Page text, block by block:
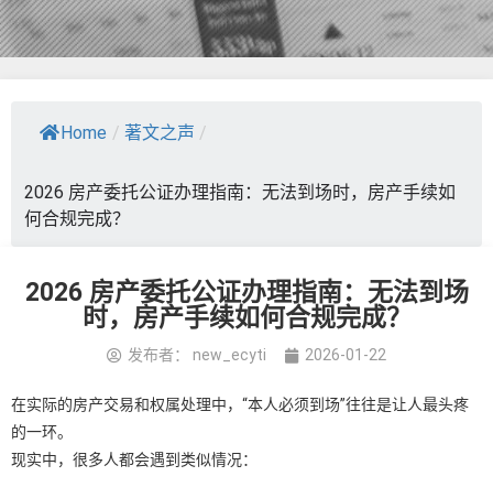
Home / 著文之声 /
2026 房产委托公证办理指南：无法到场时，房产手续如
何合规完成？
2026 房产委托公证办理指南：无法到场
时，房产手续如何合规完成？
发布者： new_ecyti 2026-01-22
在实际的房产交易和权属处理中，“本人必须到场”往往是让人最头疼
的一环。
现实中，很多人都会遇到类似情况：